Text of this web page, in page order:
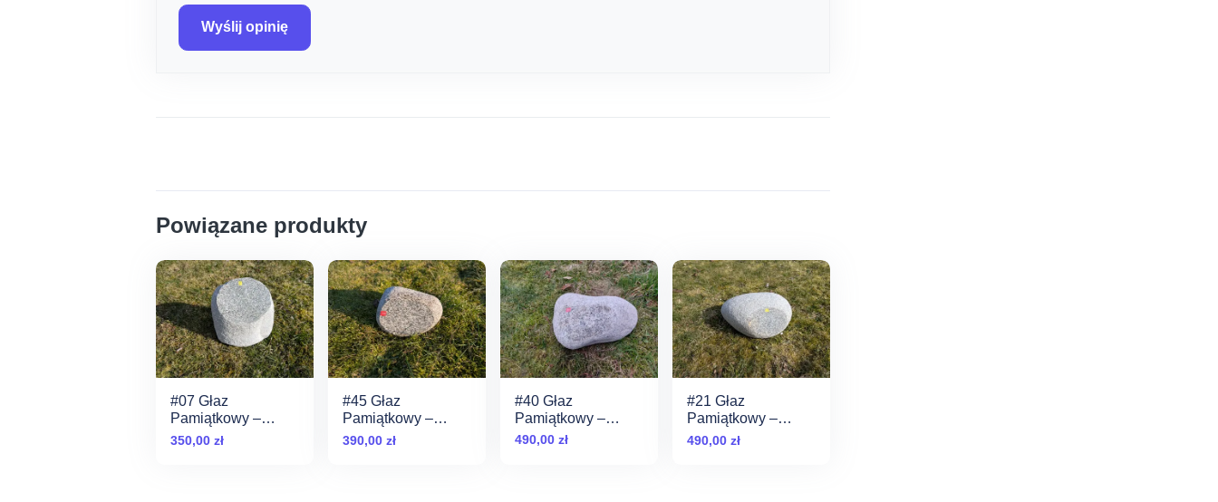
Wyślij opinię
Powiązane produkty
#07 Głaz
Pamiątkowy –
Naturalny Pomnik
350,00 zł
#45 Głaz
Pamiątkowy –
Naturalny Pomnik
390,00 zł
#40 Głaz
Pamiątkowy –
Naturalny Pomnik
490,00 zł
#21 Głaz
Pamiątkowy –
Naturalny Pomnik
490,00 zł